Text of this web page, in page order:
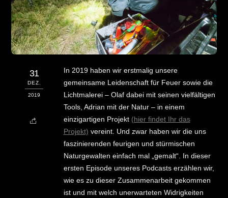
31
DEZ.
2019
In 2019 haben wir erstmalig unsere
gemeinsame Leidenschaft für Feuer sowie die
Lichtmalerei – Olaf dabei mit seinen vielfältigen
Tools, Adrian mit der Natur – in einem
einzigartigen Projekt (hier findet Ihr das
Projekt) vereint. Und zwar haben wir die uns
faszinierenden feurigen und stürmischen
Naturgewalten einfach mal „gemalt“. In dieser
ersten Episode unseres Podcasts erzählen wir,
wie es zu dieser Zusammenarbeit gekommen
ist und mit welch unerwarteten Widrigkeiten